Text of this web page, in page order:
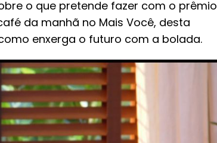
o que pretende fazer com o prêmio
da manhã no Mais Você, desta
enxerga o futuro com a bolada.